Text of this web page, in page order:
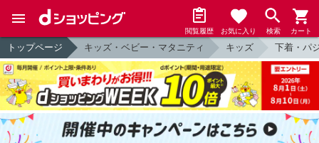
閲覧履歴 お気に入り 検索 カート
トップページ キッズ・ベビー・マタニティ キッズ 下着・パ